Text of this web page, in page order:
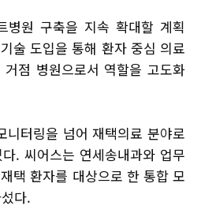
병원 구축을 지속 확대할 계획
술 도입을 통해 환자 중심 의료
점 병원으로서 역할을 고도화
터링을 넘어 재택의료 분야로
. 씨어스는 연세송내과와 업무
택 환자를 대상으로 한 통합 모
다.